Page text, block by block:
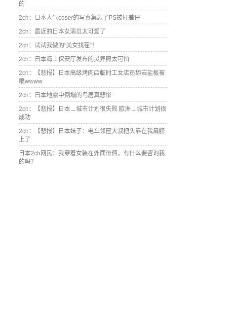
的
2ch：日本人气coser的写真集忘了PS被打差评
2ch：最近的日本女演员太可爱了
2ch：试试我做的“美女找茬”！
2ch：日本海上保安厅发布的灵异照太可怕
2ch：【悲报】日本高级烤肉店临时工女店员舔岩盐板被
喷wwww
2ch：日本地震中倒塌的鸟居真悲惨
2ch：【悲报】日本→城市计划很失败 欧洲→城市计划很
成功
2ch：【悲报】日本妹子：电车邻座大叔把头靠在我肩膀
上了
日本2ch网民：我穿着女装在外面徘徊，有什么要咨询我
的吗？